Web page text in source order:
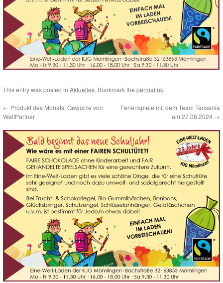
This entry was posted in Aktuelles. Bookmark the permalink.
← Produkt des Monats: Gewürze von
WeltPartner
Ferienspiele mit dem Team Tansania
am 27.08.2024 →